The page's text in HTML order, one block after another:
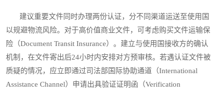
建议重要文件同时办理两份认证，分不同渠道运送至使用国
以规避物流风险。对于高价值商业文件，可考虑购买文件运输保
险（Document Transit Insurance）。建立与使用国接收方的确认
机制，在文件寄出后24小时内安排对方预审核。若遇认证文件被
质疑的情况，应立即通过司法部国际协助通道（International
Assistance Channel）申请出具验证证明函（Verification